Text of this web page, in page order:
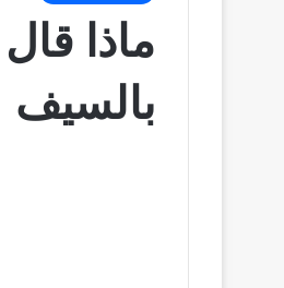
ماذا
بالسيف